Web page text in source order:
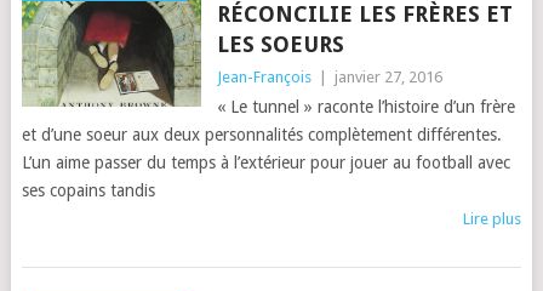
RÉCONCILIE LES FRÈRES ET
LES SOEURS
Jean-François janvier 27, 2016
« Le tunnel » raconte l’histoire d’un frère
et d’une soeur aux deux personnalités complètement différentes.
L’un aime passer du temps à l’extérieur pour jouer au football avec
ses copains tandis
Lire plus